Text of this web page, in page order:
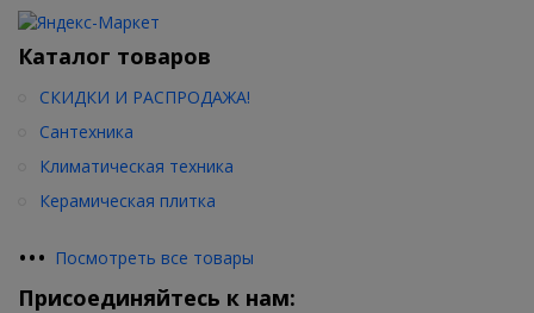
Каталог товаров
СКИДКИ И РАСПРОДАЖА!
Сантехника
Климатическая техника
Керамическая плитка
••• Посмотреть все товары
Присоединяйтесь к нам: